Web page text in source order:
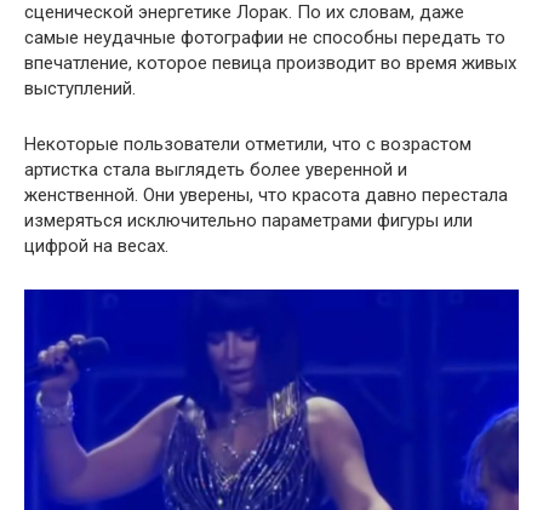
сценической энергетике Лорак. По их словам, даже
самые неудачные фотографии не способны передать то
впечатление, которое певица производит во время живых
выступлений.
Некоторые пользователи отметили, что с возрастом
артистка стала выглядеть более уверенной и
женственной. Они уверены, что красота давно перестала
измеряться исключительно параметрами фигуры или
цифрой на весах.